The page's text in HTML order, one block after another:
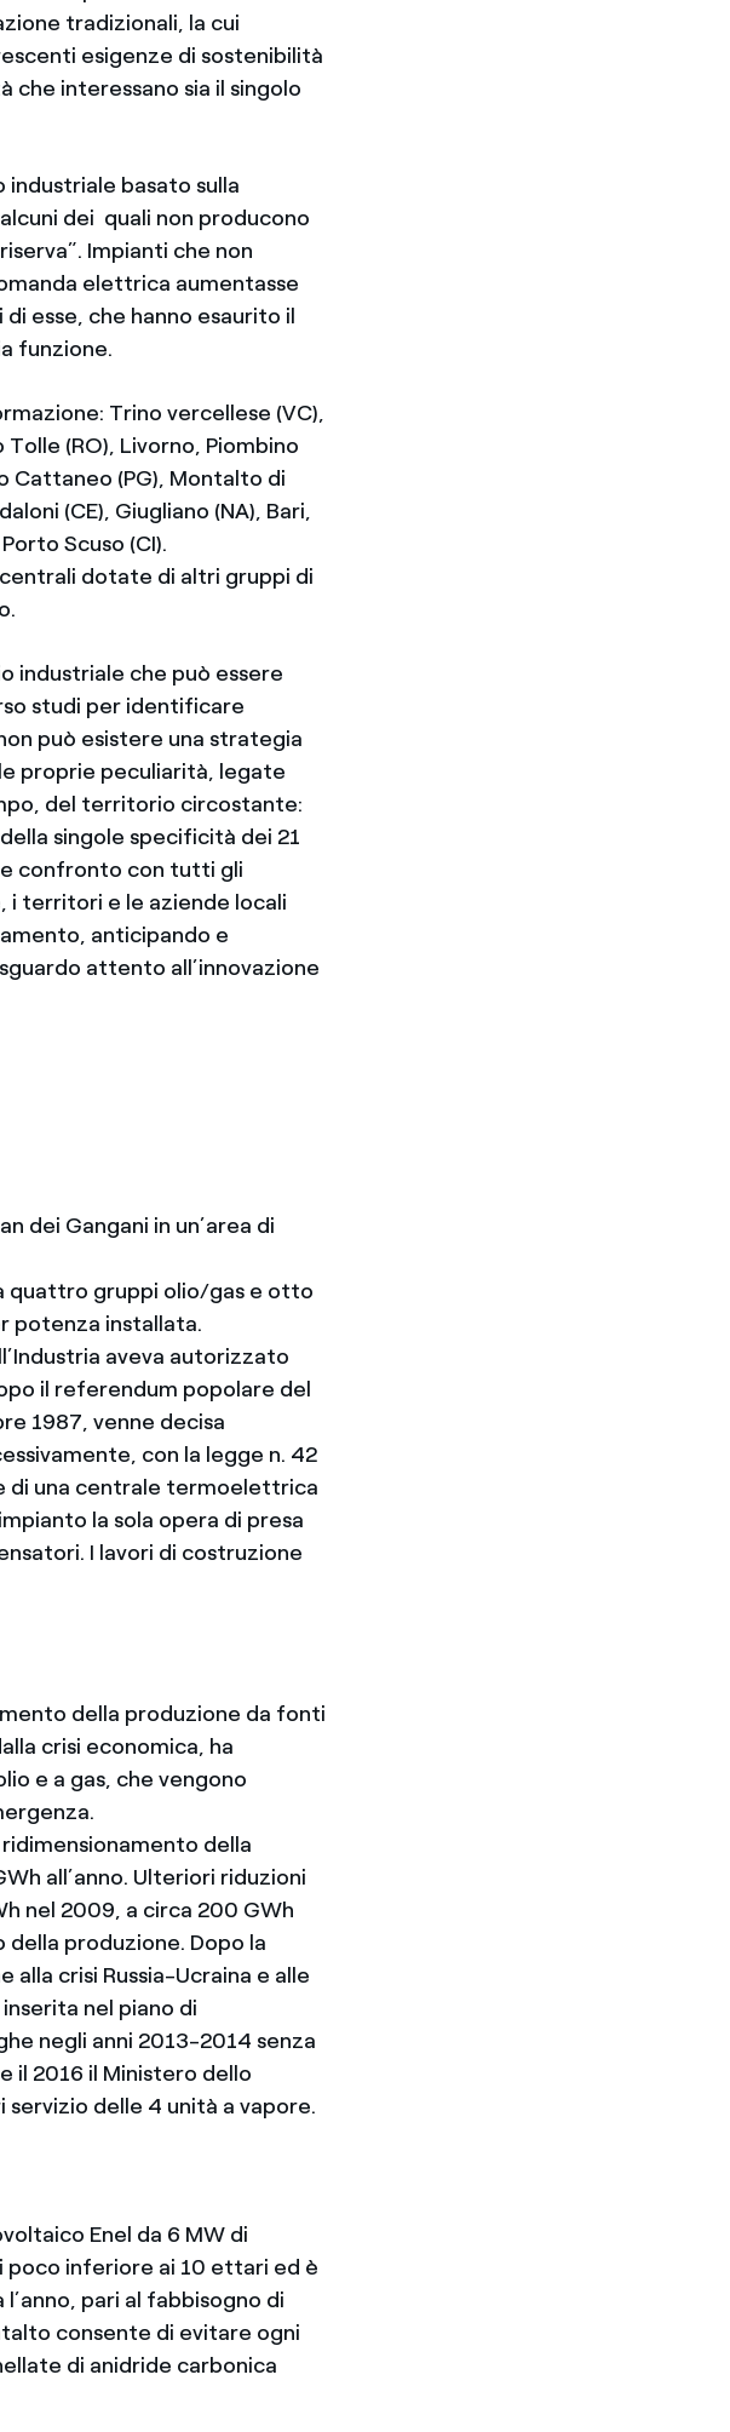
tradizionali, la cui
esigenze di sostenibilità
interessano sia il singolo
industriale basato sulla
dei quali non producono
Impianti che non
elettrica aumentasse
esse, che hanno esaurito il
funzione.
Trino vercellese (VC),
(RO), Livorno, Piombino
Cattaneo (PG), Montalto di
(CE), Giugliano (NA), Bari,
Scuso (CI).
dotate di altri gruppi di
industriale che può essere
studi per identificare
può esistere una strategia
proprie peculiarità, legate
del territorio circostante:
singole specificità dei 21
e confronto con tutti gli
i territori e le aziende locali
anticipando e
attento all’innovazione
dei Gangani in un’area di
quattro gruppi olio/gas e otto
potenza installata.
aveva autorizzato
il referendum popolare del
1987, venne decisa
con la legge n. 42
di una centrale termoelettrica
la sola opera di presa
I lavori di costruzione
della produzione da fonti
crisi economica, ha
e a gas, che vengono
della
all’anno. Ulteriori riduzioni
nel 2009, a circa 200 GWh
produzione. Dopo la
crisi Russia-Ucraina e alle
nel piano di
negli anni 2013-2014 senza
il 2016 il Ministero dello
delle 4 unità a vapore.
Enel da 6 MW di
poco inferiore ai 10 ettari ed è
pari al fabbisogno di
consente di evitare ogni
di anidride carbonica